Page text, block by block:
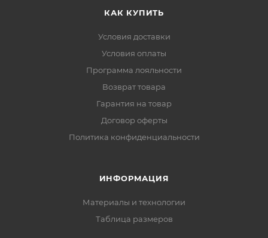
КАК КУПИТЬ
Условия доставки
Условия оплаты
Программа лояльности
Возврат товара
Гарантия на товар
Договор оферты
Политика конфиденциальности
ИНФОРМАЦИЯ
Материалы и технологии
Таблица размеров